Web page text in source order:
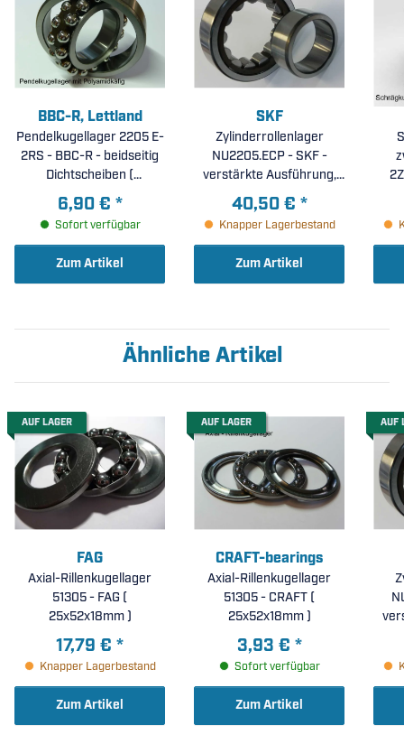
BBC-R, Lettland
Pendelkugellager 2205 E-
2RS - BBC-R - beidseitig
Dichtscheiben (
25x52x18mm )
6,90 € *
Sofort verfügbar
Zum Artikel
SKF
Zylinderrollenlager
NU2205.ECP - SKF -
verstärkte Ausführung,
Massiv-Fensterkäfig aus
glasfaserverstärktem
Polyamid PA66 (
25x52x18mm )
40,50 € *
Knapper Lagerbestand
Zum Artikel
Ähnliche Artikel
AUF LAGER
FAG
Axial-Rillenkugellager
51305 - FAG (
25x52x18mm )
17,79 € *
Knapper Lagerbestand
Zum Artikel
AUF LAGER
CRAFT-bearings
Axial-Rillenkugellager
51305 - CRAFT (
25x52x18mm )
3,93 € *
Sofort verfügbar
Zum Artikel
AUF